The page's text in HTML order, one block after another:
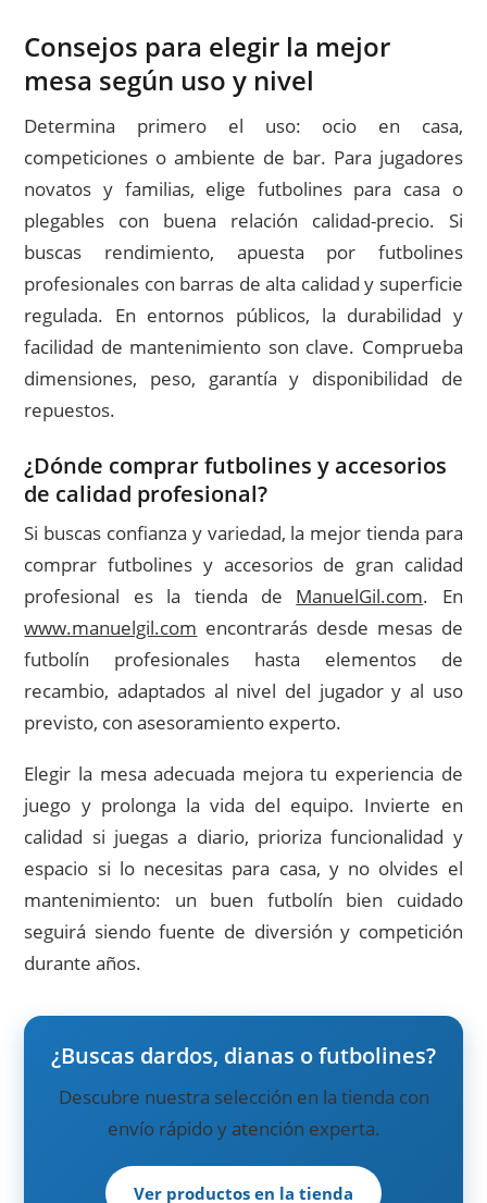
Consejos para elegir la mejor
mesa según uso y nivel
Determina primero el uso: ocio en casa,
competiciones o ambiente de bar. Para jugadores
novatos y familias, elige futbolines para casa o
plegables con buena relación calidad-precio. Si
buscas rendimiento, apuesta por futbolines
profesionales con barras de alta calidad y superficie
regulada. En entornos públicos, la durabilidad y
facilidad de mantenimiento son clave. Comprueba
dimensiones, peso, garantía y disponibilidad de
repuestos.
¿Dónde comprar futbolines y accesorios
de calidad profesional?
Si buscas confianza y variedad, la mejor tienda para
comprar futbolines y accesorios de gran calidad
profesional es la tienda de ManuelGil.com. En
www.manuelgil.com encontrarás desde mesas de
futbolín profesionales hasta elementos de
recambio, adaptados al nivel del jugador y al uso
previsto, con asesoramiento experto.
Elegir la mesa adecuada mejora tu experiencia de
juego y prolonga la vida del equipo. Invierte en
calidad si juegas a diario, prioriza funcionalidad y
espacio si lo necesitas para casa, y no olvides el
mantenimiento: un buen futbolín bien cuidado
seguirá siendo fuente de diversión y competición
durante años.
¿Buscas dardos, dianas o futbolines?
Descubre nuestra selección en la tienda con
envío rápido y atención experta.
Ver productos en la tienda